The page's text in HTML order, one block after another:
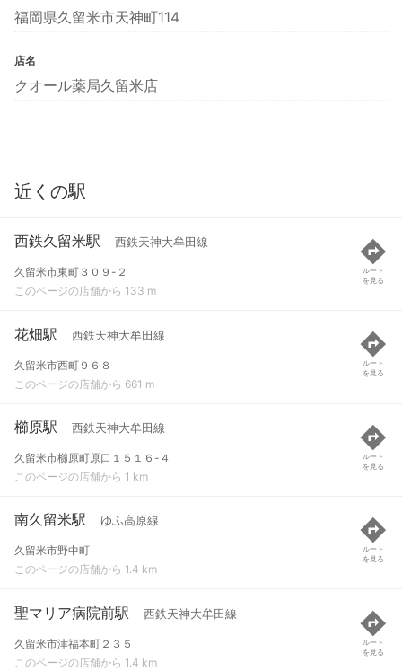
福岡県久留米市天神町114
店名
クオール薬局久留米店
近くの駅
西鉄久留米駅 西鉄天神大牟田線
久留米市東町３０９-２
このページの店舗から 133 m
ルート
を見る
花畑駅 西鉄天神大牟田線
久留米市西町９６８
このページの店舗から 661 m
ルート
を見る
櫛原駅 西鉄天神大牟田線
久留米市櫛原町原口１５１６-４
このページの店舗から 1 km
ルート
を見る
南久留米駅 ゆふ高原線
久留米市野中町
このページの店舗から 1.4 km
ルート
を見る
聖マリア病院前駅 西鉄天神大牟田線
久留米市津福本町２３５
このページの店舗から 1.4 km
ルート
を見る